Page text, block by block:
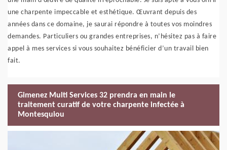
une charpente impeccable et esthétique. Œuvrant depuis des
années dans ce domaine, je saurai répondre à toutes vos moindres
demandes. Particuliers ou grandes entreprises, n’hésitez pas à faire
appel à mes services si vous souhaitez bénéficier d’un travail bien
fait.
Gimenez Multi Services 32 prendra en main le
traitement curatif de votre charpente infectée à
Montesquiou